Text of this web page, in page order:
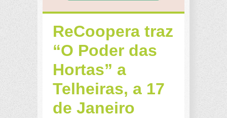
ReCoopera traz
“O Poder das
Hortas” a
Telheiras, a 17
de Janeiro